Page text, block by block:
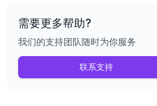
需要更多帮助?
我们的支持团队随时为你服务
联系支持